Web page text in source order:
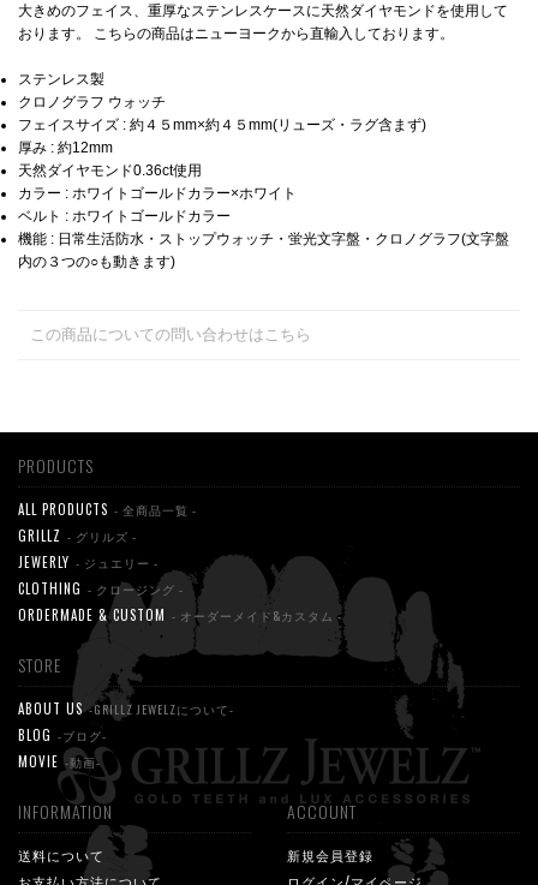
大きめのフェイス、重厚なステンレスケースに天然ダイヤモンドを使用して
おります。 こちらの商品はニューヨークから直輸入しております。
ステンレス製
クロノグラフ ウォッチ
フェイスサイズ : 約４５mm×約４５mm(リューズ・ラグ含まず)
厚み : 約12mm
天然ダイヤモンド0.36ct使用
カラー : ホワイトゴールドカラー×ホワイト
ベルト : ホワイトゴールドカラー
機能 : 日常生活防水・ストップウォッチ・蛍光文字盤・クロノグラフ(文字盤
内の３つの○も動きます)
この商品についての問い合わせはこちら
PRODUCTS
ALL PRODUCTS - 全商品一覧 -
GRILLZ - グリルズ -
JEWERLY - ジュエリー -
CLOTHING - クロージング -
ORDERMADE & CUSTOM - オーダーメイド&カスタム -
STORE
ABOUT US -GRILLZ JEWELZについて-
BLOG -ブログ-
MOVIE -動画-
INFORMATION
送料について
お支払い方法について
ACCOUNT
新規会員登録
ログイン/マイページ